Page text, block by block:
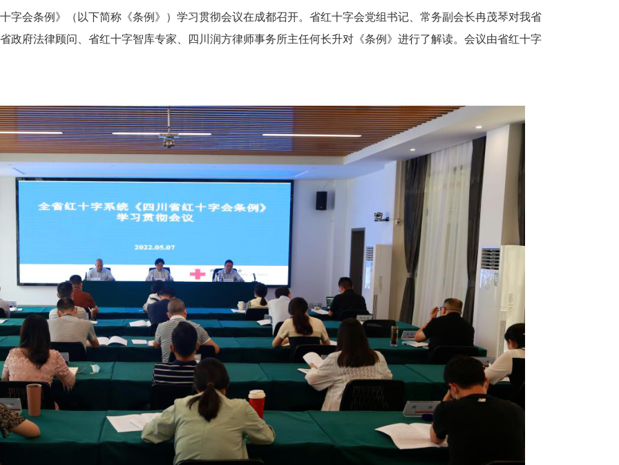
字会条例》（以下简称《条例》）学习贯彻会议在成都召开。省红十字会党组书记、常务副会长冉茂琴对我省
政府法律顾问、省红十字智库专家、四川润方律师事务所主任何长升对《条例》进行了解读。会议由省红十字